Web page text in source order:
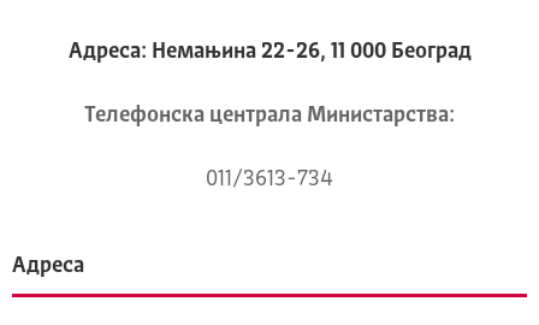
Адреса: Немањина 22-26, 11 000 Београд
Телeфонска централа Mинистарства:
011/3613-734
Адреса